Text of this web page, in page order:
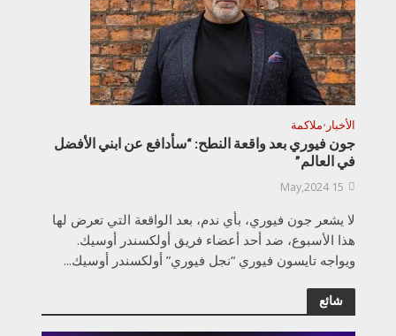
الأخبار •ملاكمة
جون فيوري بعد واقعة النطح: “سأدافع عن ابني الأفضل
في العالم”
15 May,2024
لا يشعر جون فيوري، بأي ندم، بعد الواقعة التي تعرض لها
هذا الأسبوع، ضد أحد أعضاء فريق أولكسندر أوسيك.
ويواجه تايسون فيوري “نجل فيوري” أولكسندر أوسيك...
شائع